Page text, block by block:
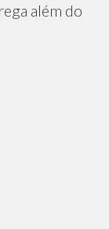
além do